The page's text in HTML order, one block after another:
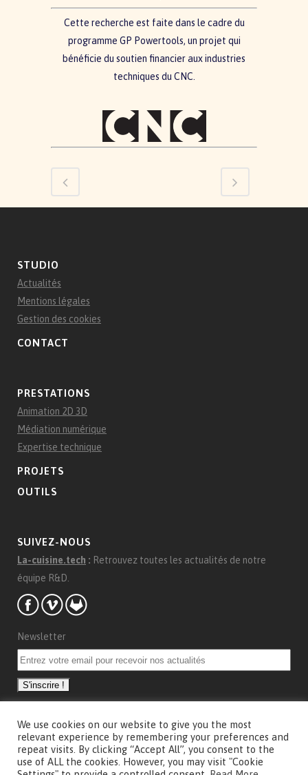
Cette recherche est faite dans le cadre du
programme GP Powertools, un projet qui
bénéficie du soutien financier aux industries
techniques du CNC.
STUDIO
Actualités
Mentions légales
Gestion des cookies
CONTACT
PRESTATIONS
Animation 2D 3D
Médiation numérique
Expertise technique
PROJETS
OUTILS
SUIVEZ-NOUS
La-cuisine.tech : Retrouvez toutes les actualités de notre
équipe R&D.
Newsletter
CONCEPTION
Conception et communication visuelle Marie Saby
We use cookies on our website to give you the most
relevant experience by remembering your preferences and
repeat visits. By clicking “Accept All”, you consent to the
use of ALL the cookies. However, you may visit "Cookie